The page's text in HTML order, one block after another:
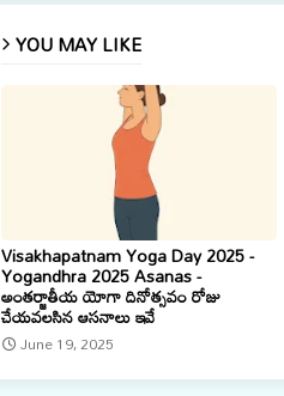
YOU MAY LIKE
Visakhapatnam Yoga Day 2025 -
Yogandhra 2025 Asanas -
అంతర్జాతీయ యోగా దినోత్సవం రోజు
చేయవలసిన ఆసనాలు ఇవే
June 19, 2025